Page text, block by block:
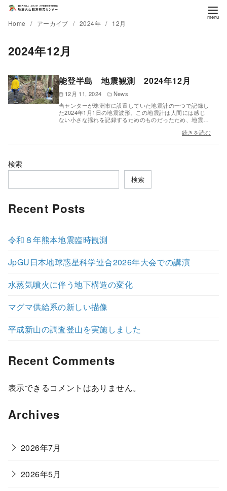
Home アーカイブ 2024年 12月
2024年12月
能登半島 地震観測 2024年12月
12月 11, 2024
News
当センターが珠洲市に設置していた地震計の一つで記録し
た2024年1月1日の地震波形。この地震計は人間には感じ
ない小さな揺れを記録するためのものだったため、地震…
続きを読む
検索
検索
Recent Posts
令和８年熊本地震臨時観測
JpGU日本地球惑星科学連合2026年大会での講演
水蒸気噴火に伴う地下構造の変化
マグマ供給系の新しい描像
平成新山の調査登山を実施しました
Recent Comments
表示できるコメントはありません。
Archives
2026年7月
2026年5月